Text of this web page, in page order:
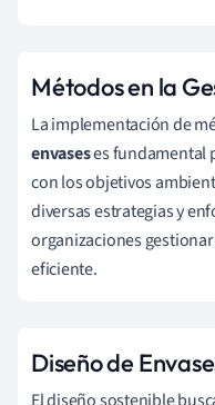
Métodos en la
La implementación de
envaseses fundamental
con los objetivos
diversas estrategias y
organizaciones
eficiente.
Diseño de
El diseño sostenible